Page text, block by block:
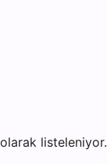
listeleniyor.